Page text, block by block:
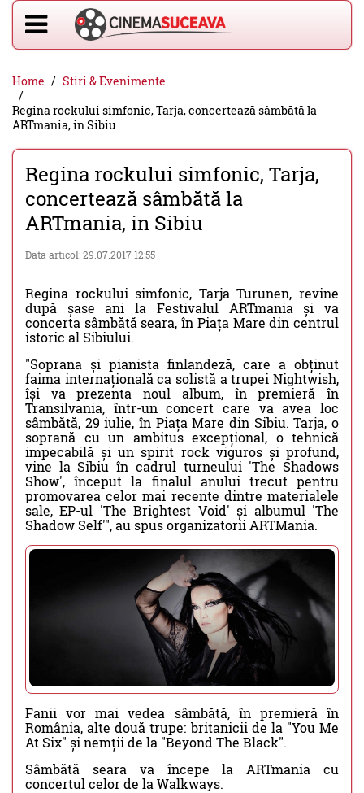
Home
Stiri & Evenimente
Regina rockului simfonic, Tarja, concertează sâmbătă la
ARTmania, in Sibiu
Regina rockului simfonic, Tarja,
concertează sâmbătă la
ARTmania, in Sibiu
Data articol: 29.07.2017 12:55
Regina rockului simfonic, Tarja Turunen, revine
după șase ani la Festivalul ARTmania și va
concerta sâmbătă seara, în Piața Mare din centrul
istoric al Sibiului.
"Soprana și pianista finlandeză, care a obținut
faima internațională ca solistă a trupei Nightwish,
își va prezenta noul album, în premieră în
Transilvania, într-un concert care va avea loc
sâmbătă, 29 iulie, în Piața Mare din Sibiu. Tarja, o
soprană cu un ambitus excepțional, o tehnică
impecabilă și un spirit rock viguros și profund,
vine la Sibiu în cadrul turneului 'The Shadows
Show', început la finalul anului trecut pentru
promovarea celor mai recente dintre materialele
sale, EP-ul 'The Brightest Void' și albumul 'The
Shadow Self'", au spus organizatorii ARTMania.
Fanii vor mai vedea sâmbătă, în premieră în
România, alte două trupe: britanicii de la "You Me
At Six" și nemții de la "Beyond The Black".
Sâmbătă seara va începe la ARTmania cu
concertul celor de la Walkways.